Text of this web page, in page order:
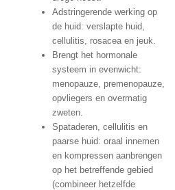
Adstringerende werking op
de huid: verslapte huid,
cellulitis, rosacea en jeuk.
Brengt het hormonale
systeem in evenwicht:
menopauze, premenopauze,
opvliegers en overmatig
zweten.
Spataderen, cellulitis en
paarse huid: oraal innemen
en kompressen aanbrengen
op het betreffende gebied
(combineer hetzelfde